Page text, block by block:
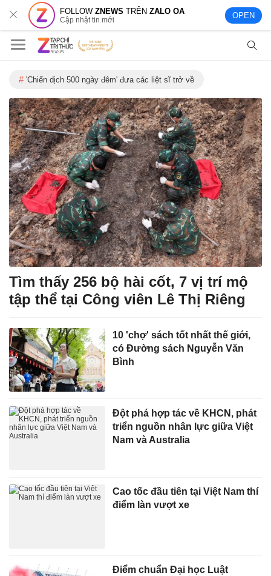
FOLLOWZNEWS TRÊNZALO OA
Cập nhật tin mới OPEN
'Chiến dịch 500 ngày đêm' đưa các liệt sĩ trở về
Tìm thấy 256 bộ hài cốt, 7 vị trí mộ
tập thể tại Công viên Lê Thị Riêng
10 'chợ' sách tốt nhất thế giới,
có Đường sách Nguyễn Văn
Bình
Đột phá hợp tác về KHCN, phát
triển nguồn nhân lực giữa Việt
Nam và Australia
Cao tốc đầu tiên tại Việt Nam thí
điểm làn vượt xe
Điểm chuẩn Đại học Luật